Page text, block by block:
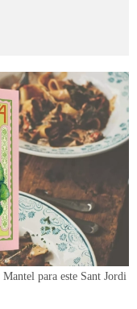
para este Sant Jordi